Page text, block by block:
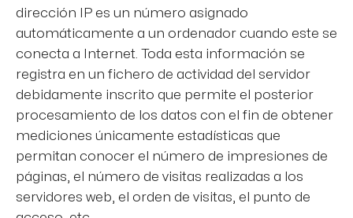
dirección IP es un número asignado
automáticamente a un ordenador cuando este se
conecta a Internet. Toda esta información se
registra en un fichero de actividad del servidor
debidamente inscrito que permite el posterior
procesamiento de los datos con el fin de obtener
mediciones únicamente estadísticas que
permitan conocer el número de impresiones de
páginas, el número de visitas realizadas a los
servidores web, el orden de visitas, el punto de